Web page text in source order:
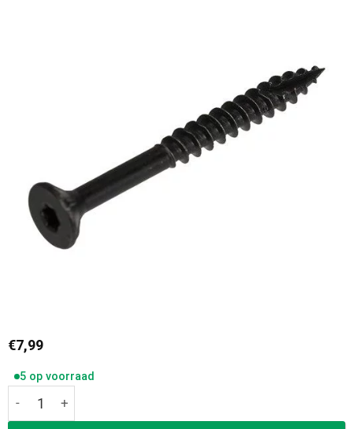
€7,99
5 op voorraad
Blackline schroeven platte verzonken kop zwart 5,0x40/